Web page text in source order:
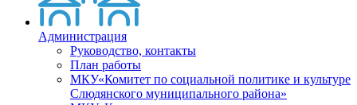
Администрация
Руководство, контакты
План работы
МКУ«Комитет по социальной политике и культуре
Слюдянского муниципального района»